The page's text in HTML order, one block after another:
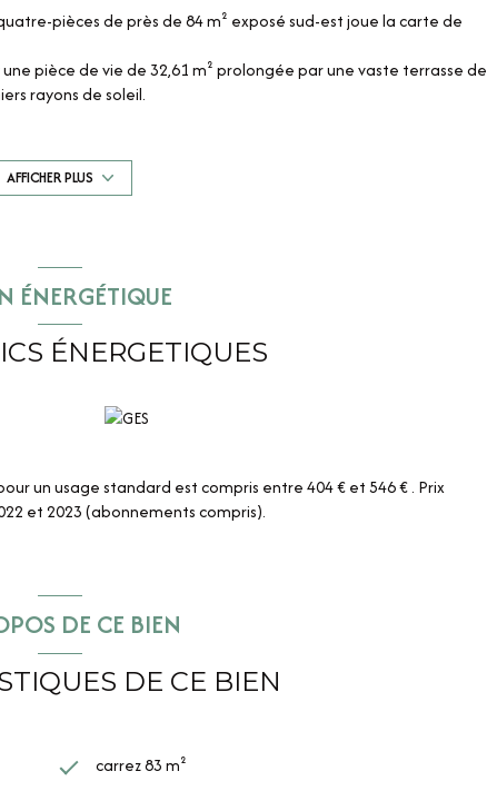
pièces de près de 84 m² exposé sud-est joue la carte de
pièce de vie de 32,61 m² prolongée par une vaste terrasse de
rayons de soleil.
la lumière et un extérieur généreux à cette surface : un
AFFICHER PLUS
ÉNERGÉTIQUE
ÉNERGETIQUES
un usage standard est compris entre 404 € et 546 € . Prix
et 2023 (abonnements compris).
DE CE BIEN
DE CE BIEN
carrez 83 m²